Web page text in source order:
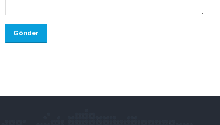
Gönder